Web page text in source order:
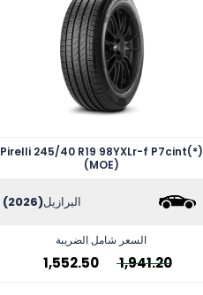
Pirelli 245/40 R19 98YXLr-f P7cint(*)
(MOE)
البرازيل(2026)
السعر شامل الضريبة
1,941.20
1,552.50